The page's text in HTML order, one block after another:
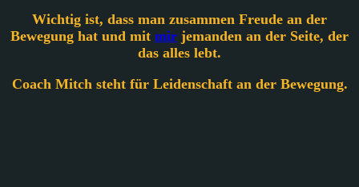
Wichtig ist, dass man zusammen Freude an der
Bewegung hat und mit mir jemanden an der Seite, der
das alles lebt.
Coach Mitch steht für Leidenschaft an der Bewegung.